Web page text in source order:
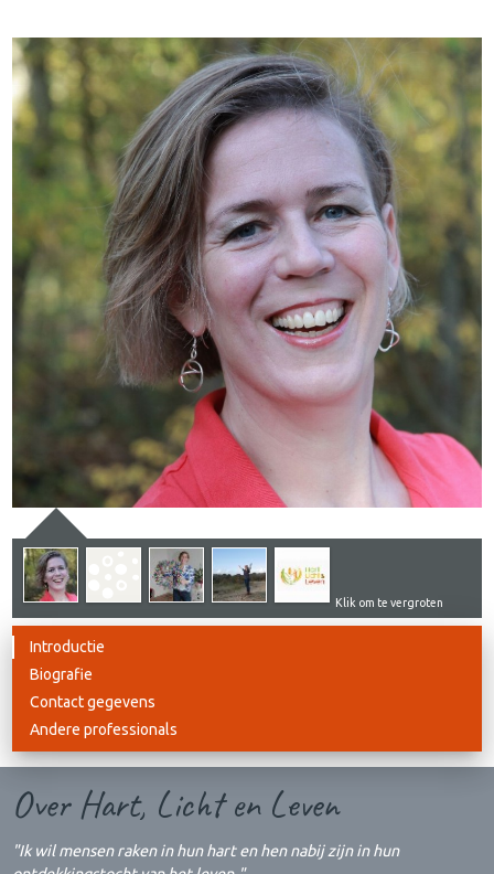
Klik om te vergroten
Introductie
Biografie
Contact gegevens
Andere professionals
Over Hart, Licht en Leven
"Ik wil mensen raken in hun hart en hen nabij zijn in hun